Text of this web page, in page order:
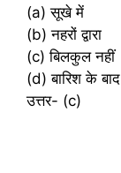
(a) सूखे में
(b) नहरों द्वारा
(c) बिलकुल नहीं
(d) बारिश के बाद
उत्तर- (c)